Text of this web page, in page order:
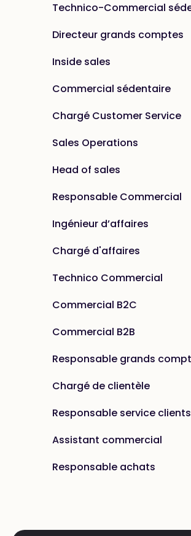
Technico-Commercial
Directeur grands comptes
Inside sales
Commercial sédentaire
Chargé Customer Service
Sales Operations
Head of sales
Responsable Commercial
Ingénieur d’affaires
Chargé d'affaires
Technico Commercial
Commercial B2C
Commercial B2B
Responsable grands
Chargé de clientèle
Responsable service clients
Assistant commercial
Responsable achats